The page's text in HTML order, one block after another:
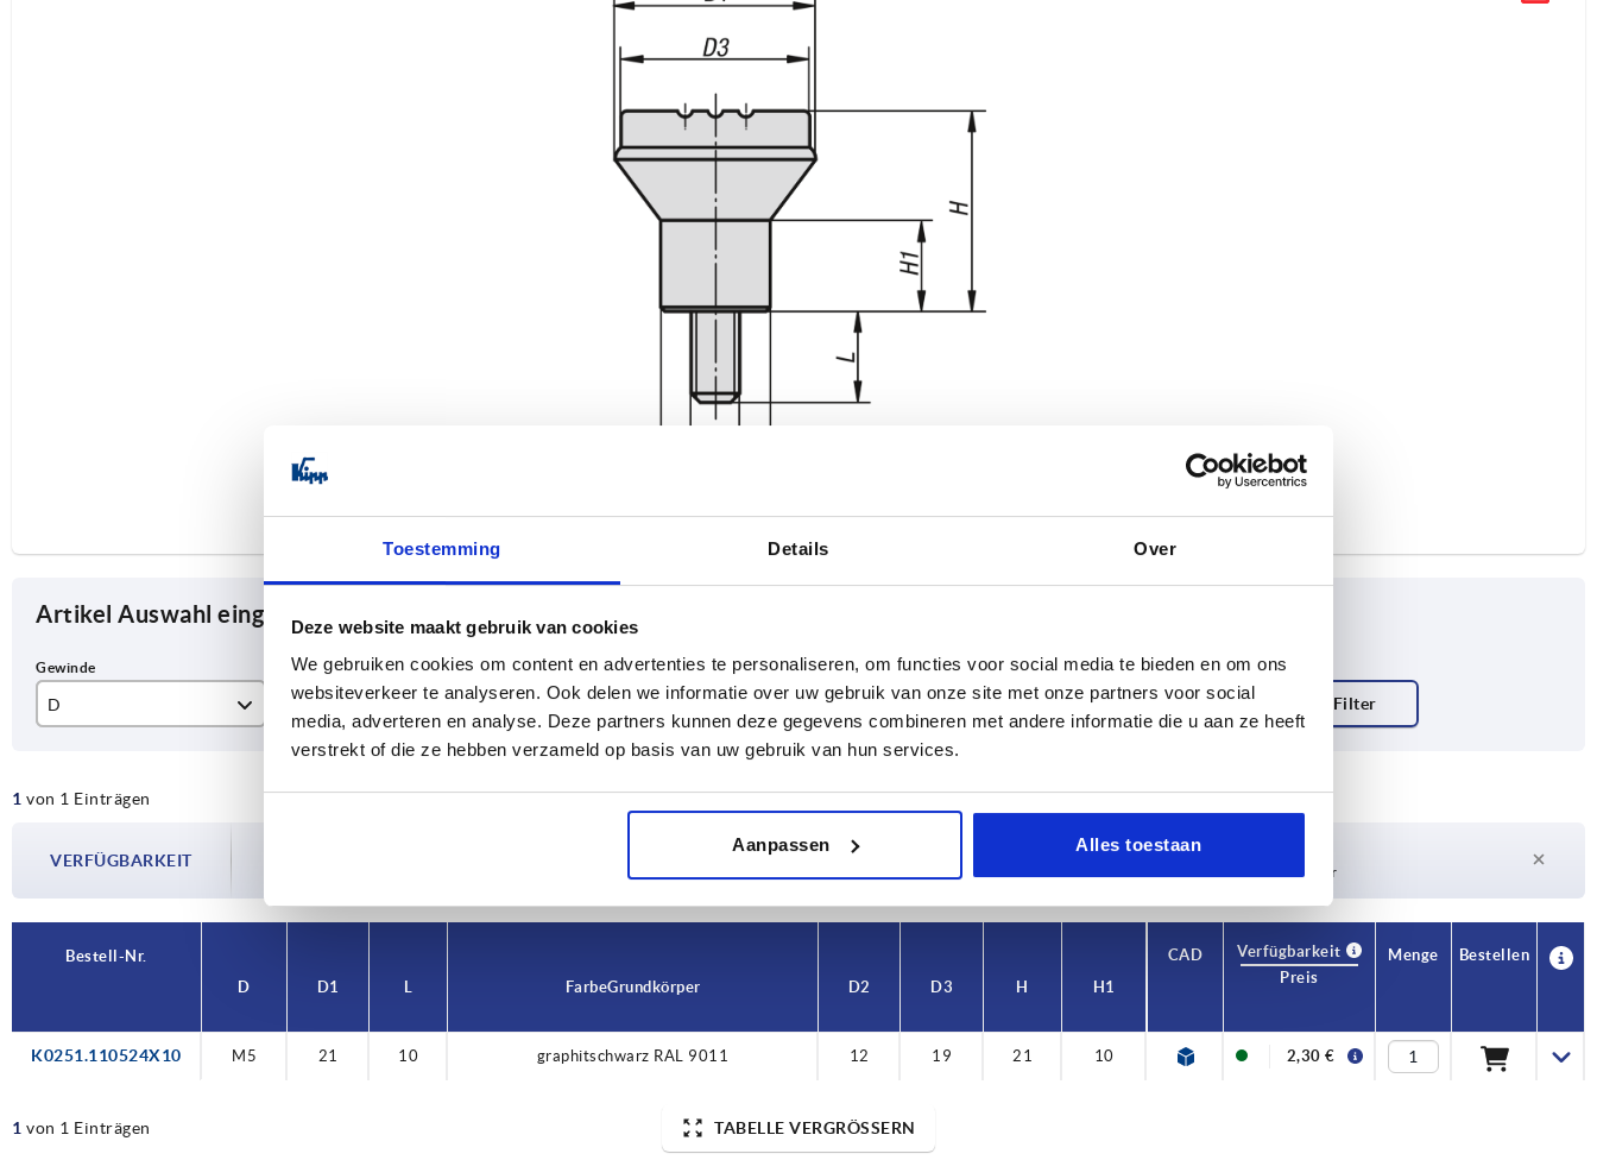
Toestemming Details Over
Deze website maakt gebruik van cookies
We gebruiken cookies om content en advertenties te personaliseren, om functies voor social media te bieden en om ons
websiteverkeer te analyseren. Ook delen we informatie over uw gebruik van onze site met onze partners voor social
media, adverteren en analyse. Deze partners kunnen deze gegevens combineren met andere informatie die u aan ze heeft
verstrekt of die ze hebben verzameld op basis van uw gebruik van hun services.
Aanpassen Alles toestaan
Artikel Auswahl eingrenzen
D D1
21
L
10
Farbe Grundkörper
graphitschwarz RAL 9011
D2
1 von 1 Einträgen TABELLE VERGRÖSSERN
VERFÜGBARKEIT
Die Verfügbarkeiten werden in regelmäßigen Abständen mehrmals täglich aktualisiert.
Im finalen Schritt vor Abschluss Ihrer Bestellung erfahren Sie das bestätigte
Lieferzeit auf Anfrage
Derzeit nicht auf Lager
Bestell-Nr.
D
D1 L Farbe Grundkörper D2 D3 H H1
CAD
Verfügbarkeit
Preis
Menge Bestellen
K0251.110524X10 M5 21 10 graphitschwarz RAL 9011 12 19 21 10 2,30 €
1 von 1 Einträgen TABELLE VERGRÖSSERN